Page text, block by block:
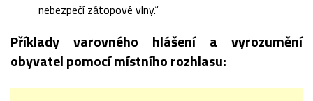
nebezpečí zátopové vlny.“
Příklady varovného hlášení a vyrozumění
obyvatel pomocí místního rozhlasu: